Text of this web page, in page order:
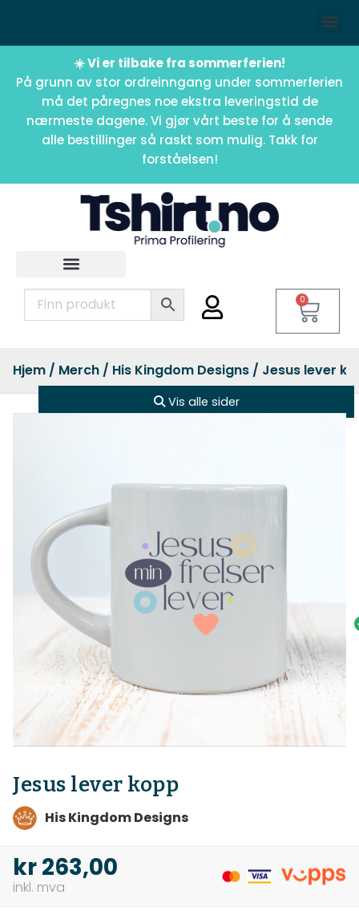
☀️ Vi er tilbake fra sommerferien!
På grunn av stor ordreinngang under sommerferien
må det påregnes noe ekstra leveringstid de
nærmeste dagene. Vi gjør vårt beste for å sende
alle bestillinger så raskt som mulig. Takk for
forståelsen!
0
Hjem / Merch / His Kingdom Designs / Jesus lever
Vis alle sider
Jesus lever kopp
His Kingdom Designs
kr263,00